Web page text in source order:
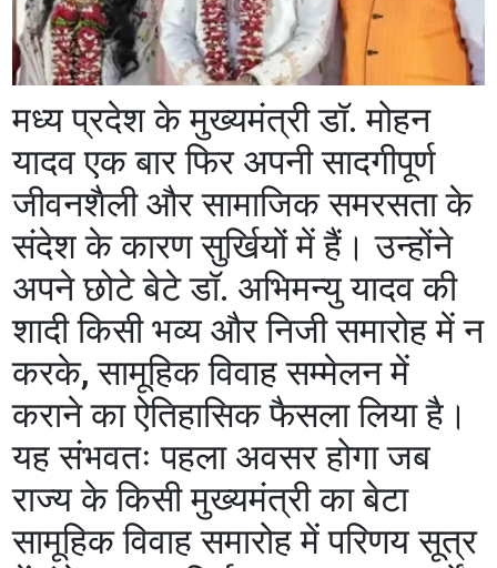
​मध्य प्रदेश के मुख्यमंत्री डॉ. मोहन
यादव एक बार फिर अपनी सादगीपूर्ण
जीवनशैली और सामाजिक समरसता के
संदेश के कारण सुर्खियों में हैं। उन्होंने
अपने छोटे बेटे डॉ. अभिमन्यु यादव की
शादी किसी भव्य और निजी समारोह में न
करके, सामूहिक विवाह सम्मेलन में
कराने का ऐतिहासिक फैसला लिया है।
यह संभवतः पहला अवसर होगा जब
राज्य के किसी मुख्यमंत्री का बेटा
सामूहिक विवाह समारोह में परिणय सूत्र